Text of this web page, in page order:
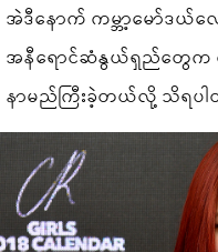
အဲဒီနောက် ကမ္ဘာ့မော်ဒယ်
အနီရောင်ဆံနွယ်ရှည်တွေက
နာမည်ကြီးခဲ့တယ်လို့ သိရပ